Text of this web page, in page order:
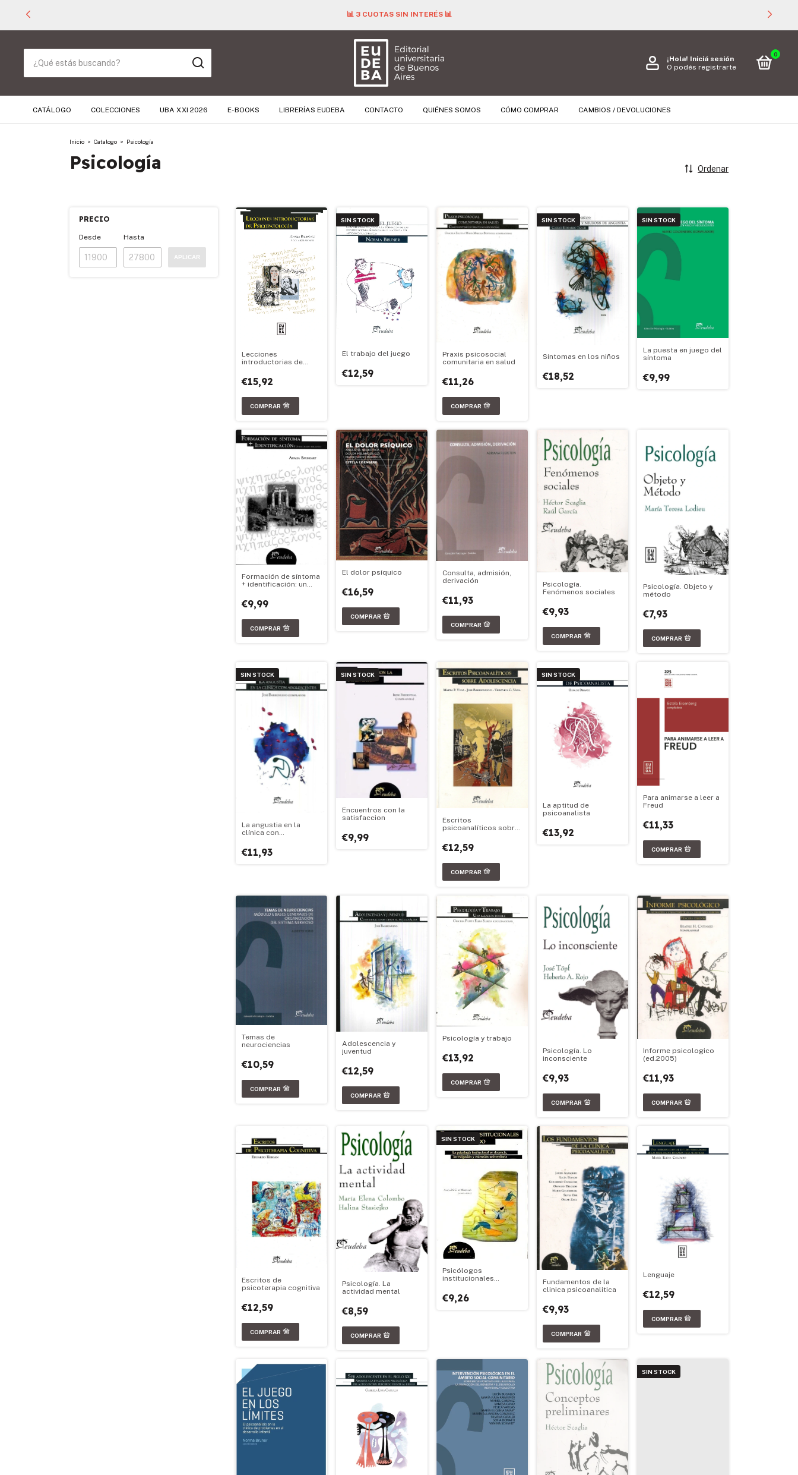
📊 3 CUOTAS SIN INTERÉS 📊
¡Hola! Iniciá sesión
O podés registrarte
0
CATÁLOGO COLECCIONES UBA XXI 2026 E-BOOKS LIBRERÍAS EUDEBA CONTACTO QUIÉNES SOMOS CÓMO COMPRAR CAMBIOS / DEVOLUCIONES
Inicio > Catalogo > Psicología
Psicología Ordenar
PRECIO
Desde Hasta
APLICAR
Lecciones
introductorias de
€15,92
SIN STOCK
El trabajo del juego
€12,59
Praxis psicosocial
comunitaria en salud
€11,26
SIN STOCK
Síntomas en los niños
€18,52
SIN STOCK
La puesta en juego del
síntoma
€9,99
Formación de síntoma
+ identificación: un
€9,99
El dolor psíquico
€16,59
Consulta, admisión,
derivación
€11,93
Psicología.
Fenómenos sociales
€9,93
Psicología. Objeto y
método
€7,93
SIN STOCK
La angustia en la
clínica con
€11,93
SIN STOCK
Encuentros con la
satisfaccion
€9,99
Escritos
psicoanalíticos sobre
€12,59
SIN STOCK
La aptitud de
psicoanalista
€13,92
Para animarse a leer a
Freud
€11,33
Temas de
neurociencias
€10,59
Adolescencia y
juventud
€12,59
Psicología y trabajo
€13,92
Psicología. Lo
inconsciente
€9,93
Informe psicologico
(ed.2005)
€11,93
Escritos de
psicoterapia cognitiva
€12,59
Psicología. La
actividad mental
€8,59
SIN STOCK
Psicólogos
institucionales
€9,26
Fundamentos de la
clinica psicoanalitica
€9,93
Lenguaje
€12,59
SIN STOCK